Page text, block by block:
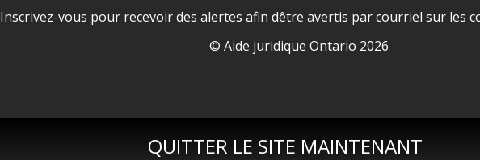
QUITTER LE SITE MAINTENANT
Inscrivez-vous pour recevoir des alertes afin dêtre avertis par courriel sur les
© Aide juridique Ontario 2026